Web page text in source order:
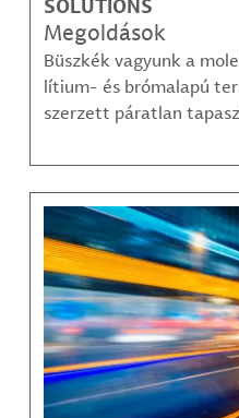
SOLUTIONS
Megoldások
Büszkék vagyunk a
lítium- és brómalapú
szerzett páratlan
legösszetettebb